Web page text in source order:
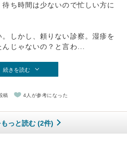
ち時間は少ないので忙しい方に
しかし、頼りない診察。湿疹を
じゃないの？と言わ...
続きを読む
稿 4人が参考になった
っと読む (2件)